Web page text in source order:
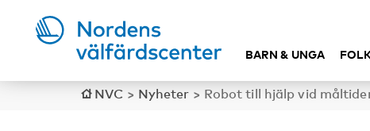
BARN & UNGA
NVC > Nyheter > Robot till hjälp vid